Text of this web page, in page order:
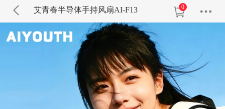
艾青春半导体手持风扇AI-F13 0